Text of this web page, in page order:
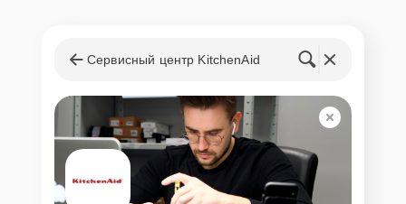
Сервисный центр KitchenAid